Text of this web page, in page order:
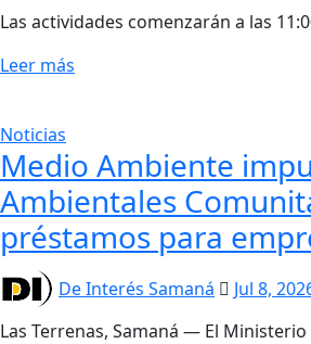
Las actividades comenzarán a las
Leer más
Noticias
Medio Ambiente
Ambientales
préstamos para
De Interés Samaná Jul 8,
Las Terrenas, Samaná — El